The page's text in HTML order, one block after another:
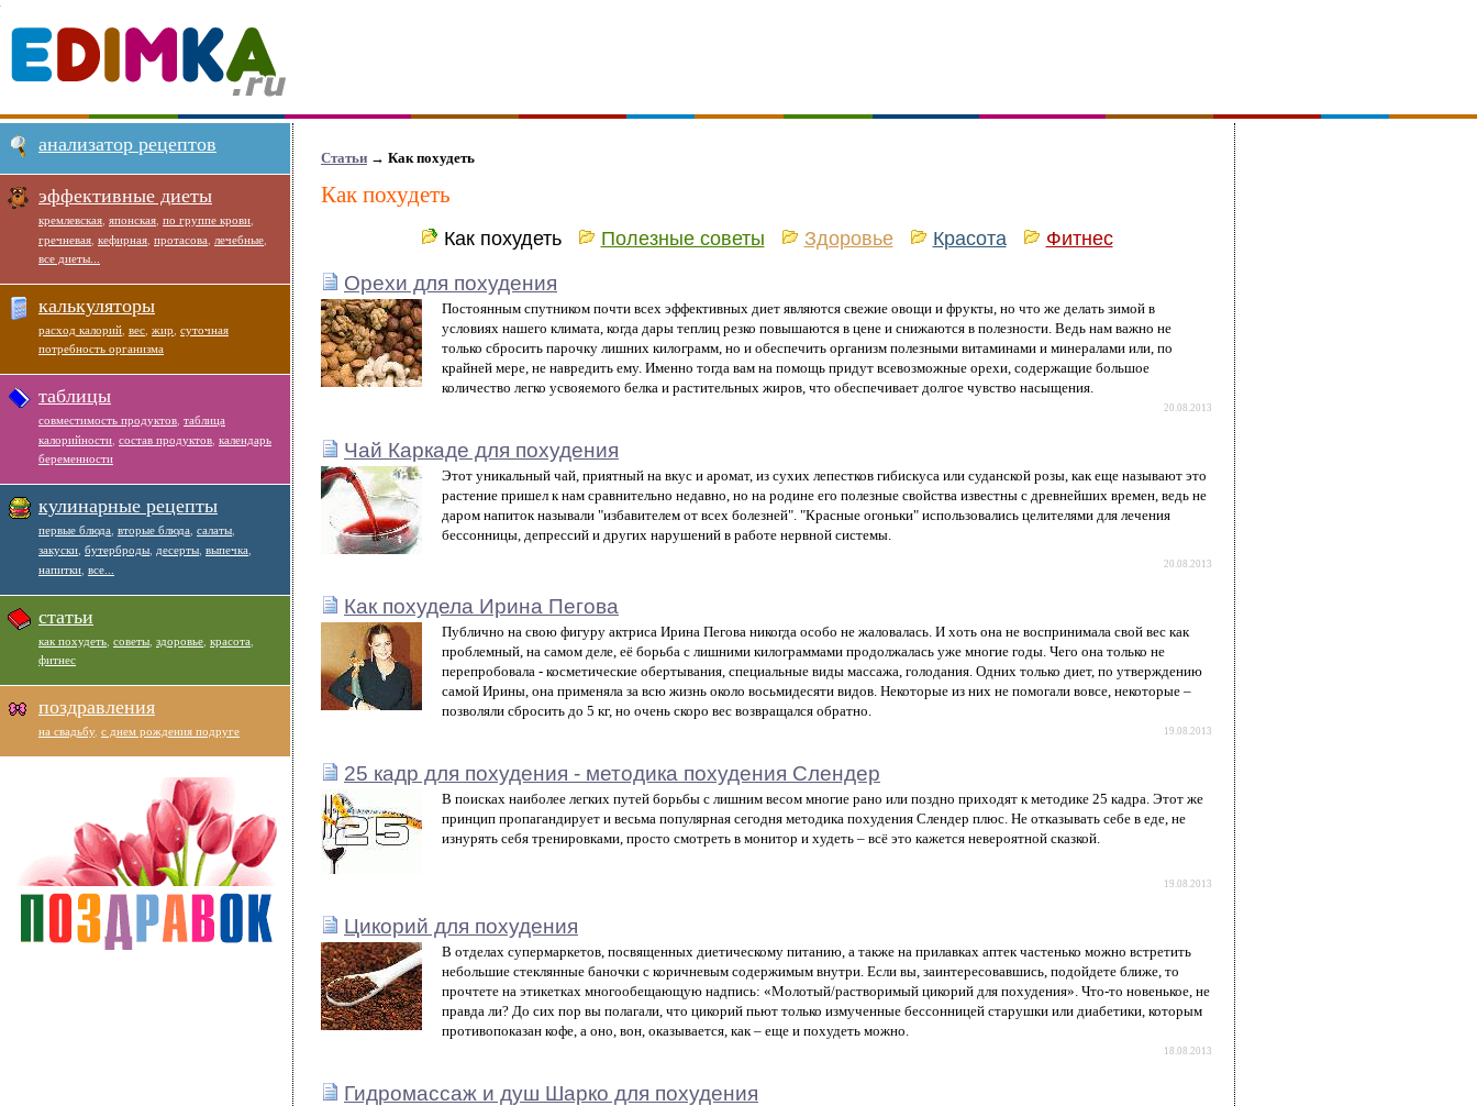
Статьи → Как похудеть
Как похудеть
Как похудеть Полезные советы Здоровье Красота Фитнес
Орехи для похудения
Постоянным спутником почти всех эффективных диет являются свежие овощи и фрукты, но что же делать зимой в
условиях нашего климата, когда дары теплиц резко повышаются в цене и снижаются в полезности. Ведь нам важно не
только сбросить парочку лишних килограмм, но и обеспечить организм полезными витаминами и минералами или, по
крайней мере, не навредить ему. Именно тогда вам на помощь придут всевозможные орехи, содержащие большое
количество легко усвояемого белка и растительных жиров, что обеспечивает долгое чувство насыщения.
20.08.2013
Чай Каркаде для похудения
Этот уникальный чай, приятный на вкус и аромат, из сухих лепестков гибискуса или суданской розы, как еще называют это
растение пришел к нам сравнительно недавно, но на родине его полезные свойства известны с древнейших времен, ведь не
даром напиток называли "избавителем от всех болезней". "Красные огоньки" использовались целителями для лечения
бессонницы, депрессий и других нарушений в работе нервной системы.
20.08.2013
Как похудела Ирина Пегова
Публично на свою фигуру актриса Ирина Пегова никогда особо не жаловалась. И хоть она не воспринимала свой вес как
проблемный, на самом деле, её борьба с лишними килограммами продолжалась уже многие годы. Чего она только не
перепробовала - косметические обертывания, специальные виды массажа, голодания. Одних только диет, по утверждению
самой Ирины, она применяла за всю жизнь около восьмидесяти видов. Некоторые из них не помогали вовсе, некоторые –
позволяли сбросить до 5 кг, но очень скоро вес возвращался обратно.
19.08.2013
25 кадр для похудения - методика похудения Слендер
В поисках наиболее легких путей борьбы с лишним весом многие рано или поздно приходят к методике 25 кадра. Этот же
принцип пропагандирует и весьма популярная сегодня методика похудения Слендер плюс. Не отказывать себе в еде, не
изнурять себя тренировками, просто смотреть в монитор и худеть – всё это кажется невероятной сказкой.
19.08.2013
Цикорий для похудения
В отделах супермаркетов, посвященных диетическому питанию, а также на прилавках аптек частенько можно встретить
небольшие стеклянные баночки с коричневым содержимым внутри. Если вы, заинтересовавшись, подойдете ближе, то
прочтете на этикетках многообещающую надпись: «Молотый/растворимый цикорий для похудения». Что-то новенькое, не
правда ли? До сих пор вы полагали, что цикорий пьют только измученные бессонницей старушки или диабетики, которым
противопоказан кофе, а оно, вон, оказывается, как – еще и похудеть можно.
18.08.2013
Гидромассаж и душ Шарко для похудения
анализатор рецептов
эффективные диеты
кремлевская японская по группе крови
гречневая кефирная протасова лечебные
все диеты...
калькуляторы
расход калорий вес жир суточная
потребность организма
таблицы
совместимость продуктов таблица
калорийности состав продуктов календарь
беременности
кулинарные рецепты
первые блюда вторые блюда салаты
закуски бутерброды десерты выпечка
напитки все...
статьи
как похудеть советы здоровье красота
фитнес
поздравления
на свадьбу, с днем рождения подруге